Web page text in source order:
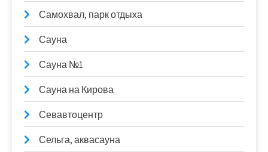
Самохвал, парк отдыха
Сауна
Сауна №1
Сауна на Кирова
Севавтоцентр
Сельга, аквасауна